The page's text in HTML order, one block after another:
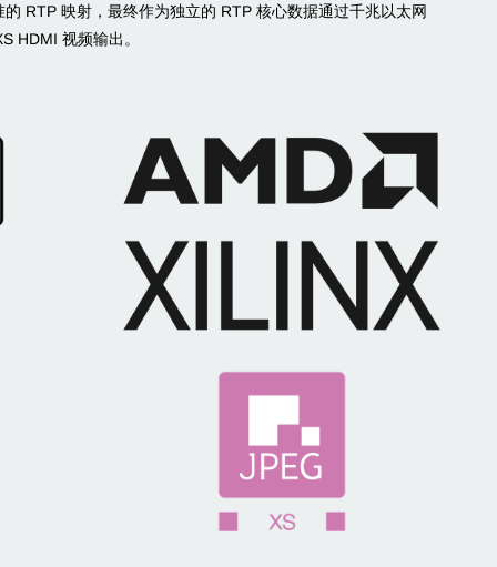
RTP 映射，最终作为独立的 RTP 核心数据通过千兆以太网
HDMI 视频输出。